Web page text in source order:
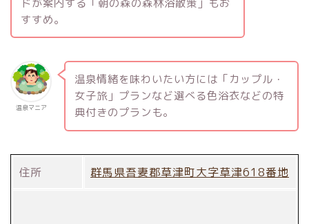
すすめ。
温泉マニア
温泉情緒を味わいたい方には「カップル・
女子旅」プランなど選べる色浴衣などの特
典付きのプランも。
住所 群馬県吾妻郡草津町大字草津618番地